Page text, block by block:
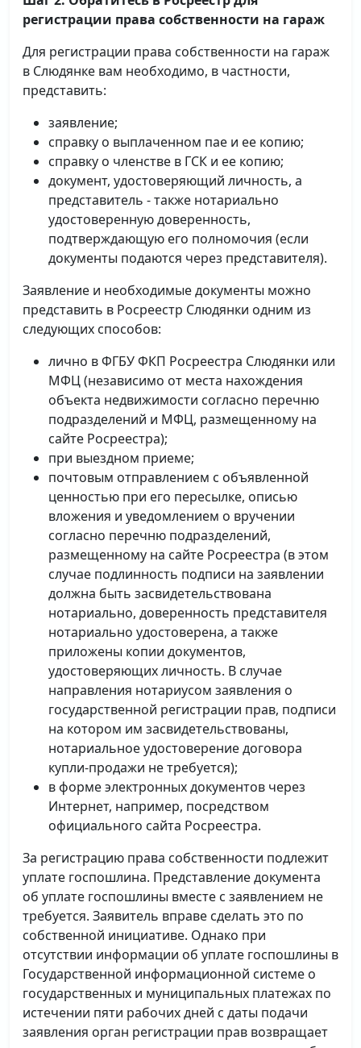
регистрации права собственности на гараж
Для регистрации права собственности на гараж
в Слюдянке вам необходимо, в частности,
представить:
заявление;
справку о выплаченном пае и ее копию;
справку о членстве в ГСК и ее копию;
документ, удостоверяющий личность, а
представитель - также нотариально
удостоверенную доверенность,
подтверждающую его полномочия (если
документы подаются через представителя).
Заявление и необходимые документы можно
представить в Росреестр Слюдянки одним из
следующих способов:
лично в ФГБУ ФКП Росреестра Слюдянки или
МФЦ (независимо от места нахождения
объекта недвижимости согласно перечню
подразделений и МФЦ, размещенному на
сайте Росреестра);
при выездном приеме;
почтовым отправлением с объявленной
ценностью при его пересылке, описью
вложения и уведомлением о вручении
согласно перечню подразделений,
размещенному на сайте Росреестра (в этом
случае подлинность подписи на заявлении
должна быть засвидетельствована
нотариально, доверенность представителя
нотариально удостоверена, а также
приложены копии документов,
удостоверяющих личность. В случае
направления нотариусом заявления о
государственной регистрации прав, подписи
на котором им засвидетельствованы,
нотариальное удостоверение договора
купли-продажи не требуется);
в форме электронных документов через
Интернет, например, посредством
официального сайта Росреестра.
За регистрацию права собственности подлежит
уплате госпошлина. Представление документа
об уплате госпошлины вместе с заявлением не
требуется. Заявитель вправе сделать это по
собственной инициативе. Однако при
отсутствии информации об уплате госпошлины в
Государственной информационной системе о
государственных и муниципальных платежах по
истечении пяти рабочих дней с даты подачи
заявления орган регистрации прав возвращает